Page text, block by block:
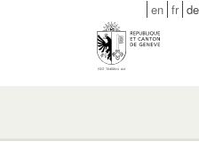
en fr de